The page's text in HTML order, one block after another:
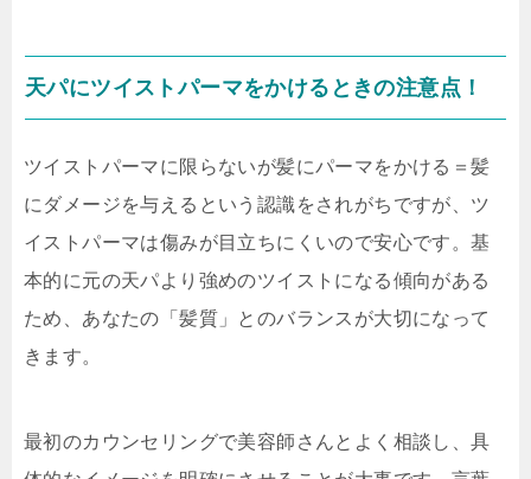
天パにツイストパーマをかけるときの注意点！
ツイストパーマに限らないが髪にパーマをかける＝髪
にダメージを与えるという認識をされがちですが、ツ
イストパーマは傷みが目立ちにくいので安心です。基
本的に元の天パより強めのツイストになる傾向がある
ため、あなたの「髪質」とのバランスが大切になって
きます。
最初のカウンセリングで美容師さんとよく相談し、具